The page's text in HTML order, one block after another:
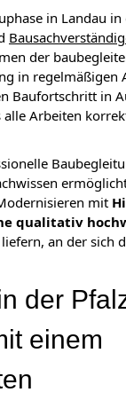
in Landau
der
in regelmäßigen
Baufortschritt in
alle Arbeiten
mit
qualitativ
an der sich
der
einem